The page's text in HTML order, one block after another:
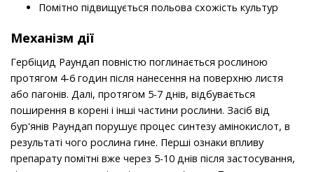
Помітно підвищується польова схожість культур
Механізм дії
Гербіцид Раундап повністю поглинається рослиною
протягом 4-6 годин після нанесення на поверхню листя
або пагонів. Далі, протягом 5-7 днів, відбувається
поширення в корені і інші частини рослини. Засіб від
бур'янів Раундап порушує процес синтезу амінокислот, в
результаті чого рослина гине. Перші ознаки впливу
препарату помітні вже через 5-10 днів після застосування,